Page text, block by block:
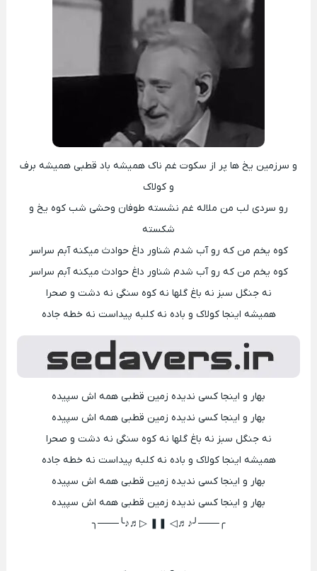
و سرزمین یخ ها پر از سکوت غم ناک همیشه باد قطبی همیشه برف
و کولاک
رو سردی لب من ملاله غم نشسته طوفان وحشی شب کوه یخ و
شکسته
کوه یخم من که رو آب شدم شناور داغ حوادث میکنه آبم سراسر
کوه یخم من که رو آب شدم شناور داغ حوادث میکنه آبم سراسر
نه جنگل سبز نه باغ گلها نه کوه سنگی نه دشت و صحرا
همیشه اینجا کولاک و باده نه کلبه پیداست نه خطه جاده
بهار و اینجا کسی ندیده زمین قطبی همه اش سپیده
بهار و اینجا کسی ندیده زمین قطبی همه اش سپیده
نه جنگل سبز نه باغ گلها نه کوه سنگی نه دشت و صحرا
همیشه اینجا کولاک و باده نه کلبه پیداست نه خطه جاده
بهار و اینجا کسی ندیده زمین قطبی همه اش سپیده
بهار و اینجا کسی ندیده زمین قطبی همه اش سپیده
╭───╯♪♬◁ ❚❚ ▷♬♪╰───╮